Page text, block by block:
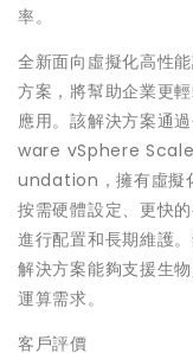
率。
全新面向虛擬化高性
方案，將幫助企業更
應用。該解決方案通
ware vSphere
undation，擁有虛擬
按需硬體設定、更快
進行配置和長期維護
解決方案能夠支援生
運算需求。
客戶評價